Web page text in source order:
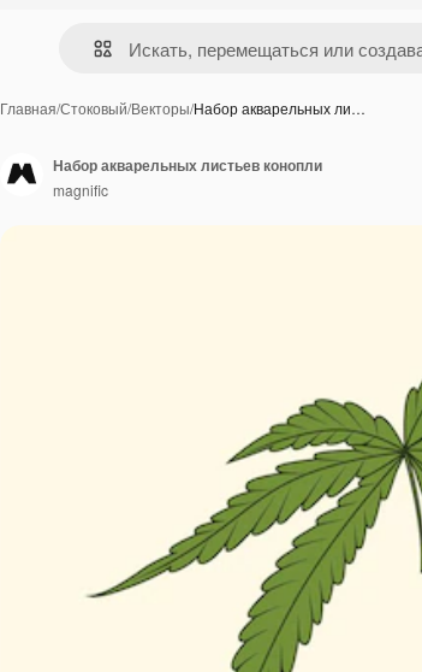
Главная/Стоковый/Векторы/Набор акварельных ли…
Набор акварельных листьев конопли
magnific